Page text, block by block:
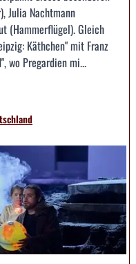
Julia Nachtmann
(Hammerflügel). Gleich
Käthchen" mit Franz
wo Pregardien mi...